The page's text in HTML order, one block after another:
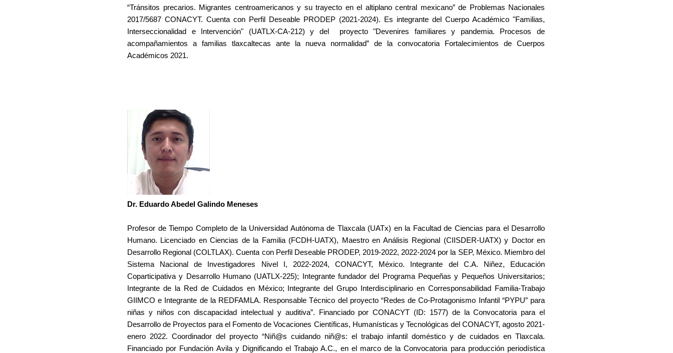
“Tránsitos precarios. Migrantes centroamericanos y su trayecto en el altiplano central mexicano” de Problemas Nacionales
2017/5687 CONACYT. Cuenta con Perfil Deseable PRODEP (2021-2024). Es integrante del Cuerpo Académico "Familias,
Interseccionalidad e Intervención" (UATLX-CA-212) y del proyecto "Devenires familiares y pandemia. Procesos de
acompañamientos a familias tlaxcaltecas ante la nueva normalidad” de la convocatoria Fortalecimientos de Cuerpos
Académicos 2021.
Dr. Eduardo Abedel Galindo Meneses
Profesor de Tiempo Completo de la Universidad Autónoma de Tlaxcala (UATx) en la Facultad de Ciencias para el Desarrollo
Humano. Licenciado en Ciencias de la Familia (FCDH-UATX), Maestro en Análisis Regional (CIISDER-UATX) y Doctor en
Desarrollo Regional (COLTLAX). Cuenta con Perfil Deseable PRODEP, 2019-2022, 2022-2024 por la SEP, México. Miembro del
Sistema Nacional de Investigadores Nivel I, 2022-2024, CONACYT, México. Integrante del C.A. Niñez, Educación
Coparticipativa y Desarrollo Humano (UATLX-225); Integrante fundador del Programa Pequeñas y Pequeños Universitarios;
Integrante de la Red de Cuidados en México; Integrante del Grupo Interdisciplinario en Corresponsabilidad Familia-Trabajo
GIIMCO e Integrante de la REDFAMLA. Responsable Técnico del proyecto “Redes de Co-Protagonismo Infantil “PYPU” para
niñas y niños con discapacidad intelectual y auditiva”. Financiado por CONACYT (ID: 1577) de la Convocatoria para el
Desarrollo de Proyectos para el Fomento de Vocaciones Científicas, Humanísticas y Tecnológicas del CONACYT, agosto 2021-
enero 2022. Coordinador del proyecto “Niñ@s cuidando niñ@s: el trabajo infantil doméstico y de cuidados en Tlaxcala.
Financiado por Fundación Avila y Dignificando el Trabajo A.C., en el marco de la Convocatoria para producción periodística